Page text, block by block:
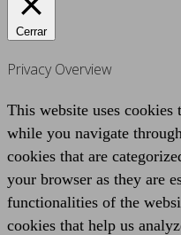
Cerrar
Privacy Overview
This website uses
while you navigate
cookies that are
your browser as they are
functionalities of the
cookies that help us